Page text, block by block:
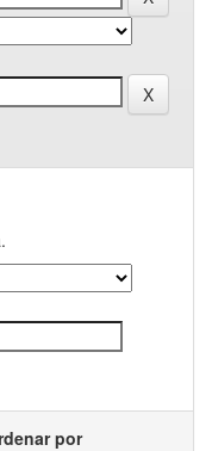
por